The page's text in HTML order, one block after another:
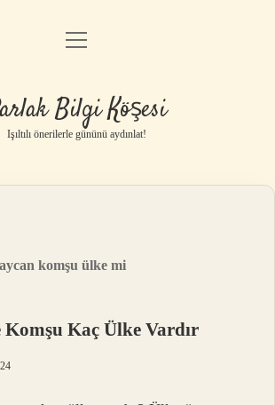
Anasayfa
Yasal Uyarı
menüyü
Bilgi Köşesi
Işıltılı önerilerle gününü aydınlat!
komşu ülke mi
Kaç Ülke Vardır